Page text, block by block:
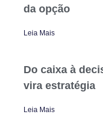
da opção
Leia Mais
Do caixa à
vira estratégia
Leia Mais